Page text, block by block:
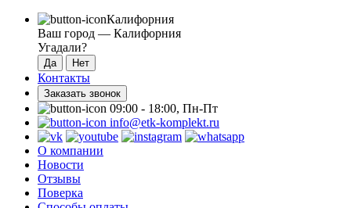
Калифорния
Ваш город — Калифорния
Угадали?
Контакты
Заказать звонок
09:00 - 18:00, Пн-Пт
info@etk-komplekt.ru
О компании
Новости
Отзывы
Поверка